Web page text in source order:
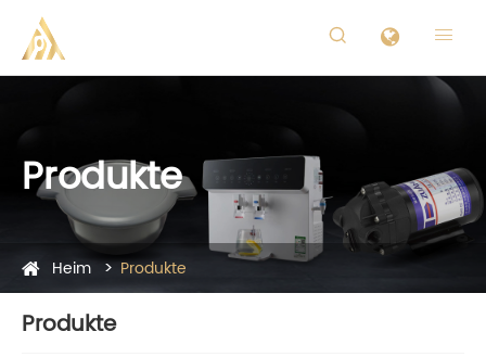
 
Produkte
Heim Produkte
Produkte